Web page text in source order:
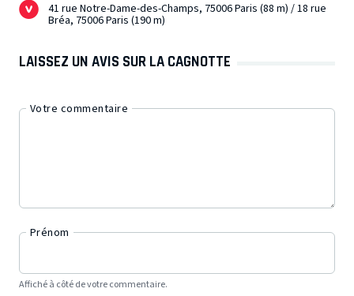
41 rue Notre-Dame-des-Champs, 75006 Paris (88 m) / 18 rue
Bréa, 75006 Paris (190 m)
LAISSEZ UN AVIS SUR LA CAGNOTTE
Votre commentaire
Prénom
Affiché à côté de votre commentaire.